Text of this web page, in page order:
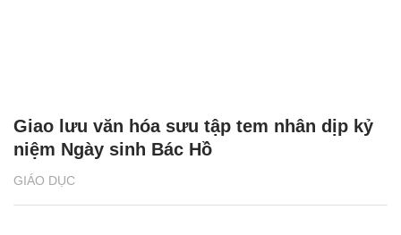
GIÁO DỤC
Giao lưu văn hóa sưu tập tem nhân dịp kỷ
niệm Ngày sinh Bác Hồ